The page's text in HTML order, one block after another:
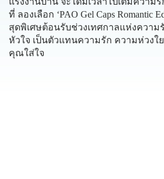
ที่ ลองเลือก ‘PAO Gel Caps Romantic
สุดพิเศษต้อนรับช่วงเทศกาลแห่งควา
หัวใจ เป็นตัวแทนความรัก ความห่วง
คุณใส่ใจ